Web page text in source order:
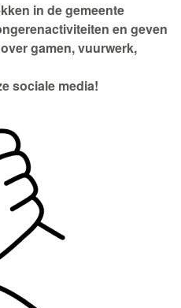
in de gemeente
en geven
gamen, vuurwerk,
sociale media!